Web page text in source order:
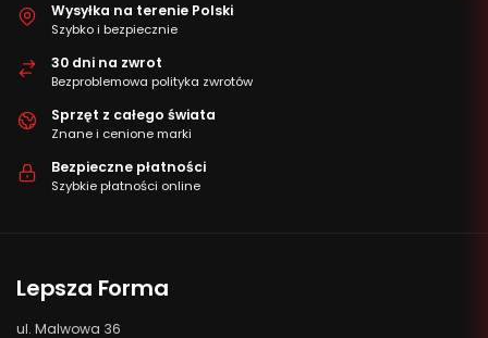
Wysyłka na terenie Polski
Szybko i bezpiecznie
30 dni na zwrot
Bezproblemowa polityka zwrotów
Sprzęt z całego świata
Znane i cenione marki
Bezpieczne płatności
Szybkie płatności online
Lepsza Forma
ul. Malwowa 36